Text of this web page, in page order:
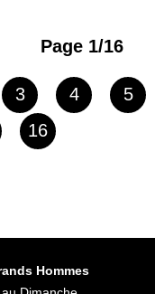
Page 1/16
la page
Page
3 Page
4 Page
5
Page
16
Hommes